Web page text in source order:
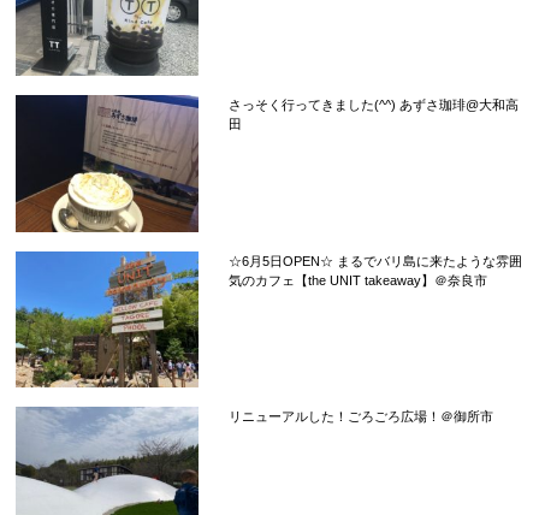
さっそく行ってきました(^^) あずさ珈琲@大和高
田
☆6月5日OPEN☆ まるでバリ島に来たような雰囲
気のカフェ【the UNIT takeaway】＠奈良市
リニューアルした！ごろごろ広場！＠御所市